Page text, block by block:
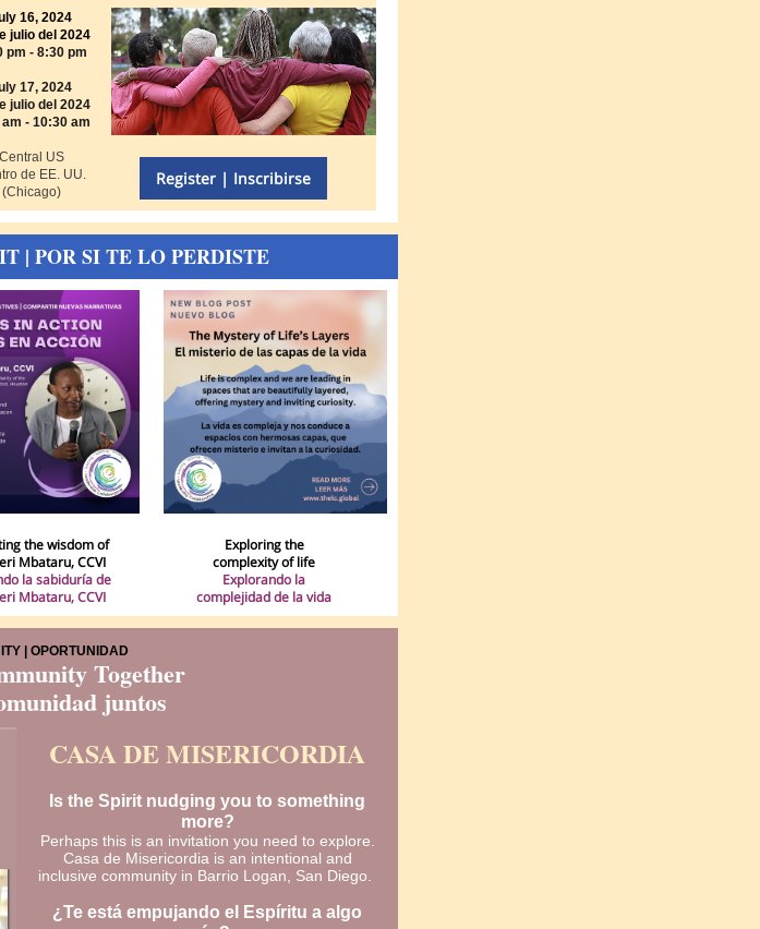
16, 2024
julio del 2024
pm - 8:30 pm
17, 2024
julio del 2024
- 10:30 am
Central US
de EE. UU.
(Chicago)
Register | Inscribirse
| POR SI TE LO PERDISTE
the wisdom of
Mbataru, CCVI
la sabiduría de
Mbataru, CCVI
Exploring the
complexity of life
Explorando la
complejidad de la vida
| OPORTUNIDAD
Together
juntos
CASA DE MISERICORDIA
Is the Spirit nudging you to something
more?
Perhaps this is an invitation you need to explore.
Casa de Misericordia is an intentional and
inclusive community in Barrio Logan, San Diego.
¿Te está empujando el Espíritu a algo